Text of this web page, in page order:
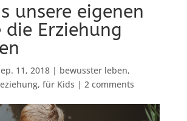
unsere eigenen
die Erziehung
11, 2018| bewusster leben,
, für Kids | 2 comments